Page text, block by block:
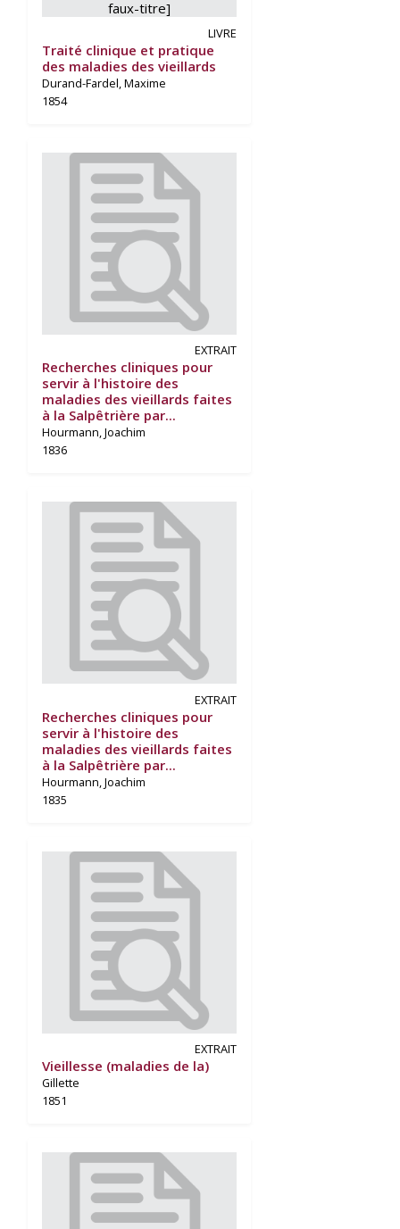
LIVRE
Traité clinique et pratique
des maladies des vieillards
Durand-Fardel, Maxime
1854
EXTRAIT
Recherches cliniques pour
servir à l'histoire des
maladies des vieillards faites
à la Salpêtrière par...
Hourmann, Joachim
1836
EXTRAIT
Recherches cliniques pour
servir à l'histoire des
maladies des vieillards faites
à la Salpêtrière par...
Hourmann, Joachim
1835
EXTRAIT
Vieillesse (maladies de la)
Gillette
1851